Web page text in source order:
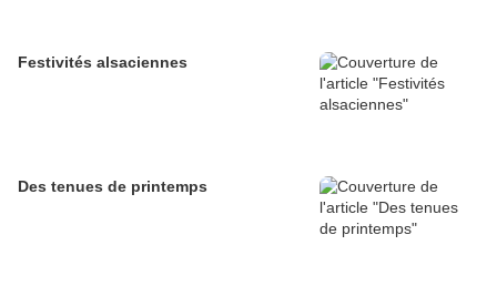
Festivités alsaciennes
Des tenues de printemps